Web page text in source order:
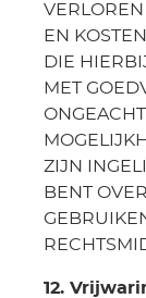
EN
DIE
MET
ZIJN
BENT
12.